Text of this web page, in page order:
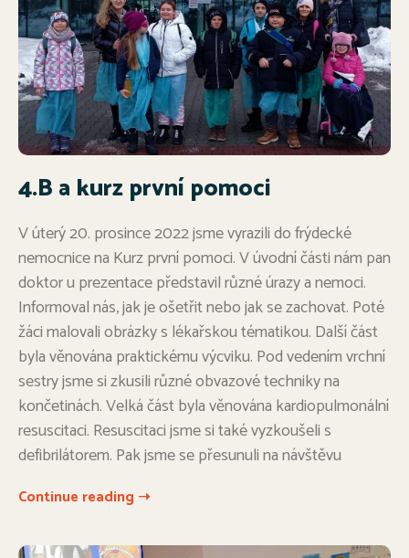
4.B a kurz první pomoci
V úterý 20. prosince 2022 jsme vyrazili do frýdecké
nemocnice na Kurz první pomoci. V úvodní části nám pan
doktor u prezentace představil různé úrazy a nemoci.
Informoval nás, jak je ošetřit nebo jak se zachovat. Poté
žáci malovali obrázky s lékařskou tématikou. Další část
byla věnována praktickému výcviku. Pod vedením vrchní
sestry jsme si zkusili různé obvazové techniky na
končetinách. Velká část byla věnována kardiopulmonální
resuscitaci. Resuscitaci jsme si také vyzkoušeli s
defibrilátorem. Pak jsme se přesunuli na návštěvu
Continue reading ➝